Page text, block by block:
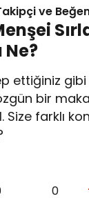
ve
Ne?
ettiğiniz
bir
farklı
0